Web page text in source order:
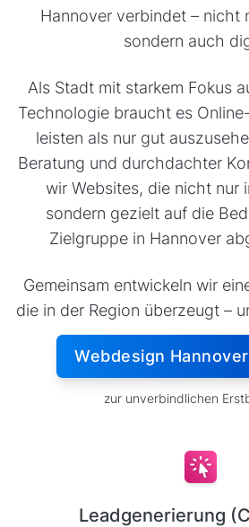
Hannover verbindet – nicht
sondern auch
Als Stadt mit starkem Fokus
Technologie braucht es
leisten als nur gut
Beratung und durchdachter
wir Websites, die nicht nur
sondern gezielt auf die
Zielgruppe in Hannover
Gemeinsam entwickeln wir
die in der Region überzeugt –
Webdesign
zur unverbindlichen
Leadgenerierung